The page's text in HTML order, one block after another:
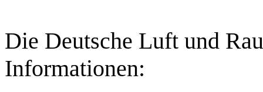
Die Deutsche Luft und
Informationen: